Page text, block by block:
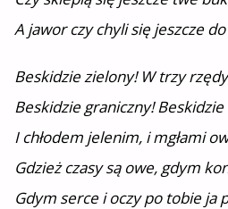
A jawor czy chyli się jeszcze
Beskidzie zielony! W trzy
Beskidzie graniczny!
I chłodem jelenim, i mgłami
Gdzież czasy są owe, gdym
Gdym serce i oczy po tobie ja